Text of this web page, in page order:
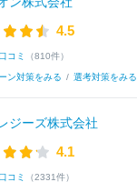
雰囲気 4.5
コミ （810件）
ン対策をみる / 選考対策をみる
ジーズ株式会社
4.1
コミ （2331件）